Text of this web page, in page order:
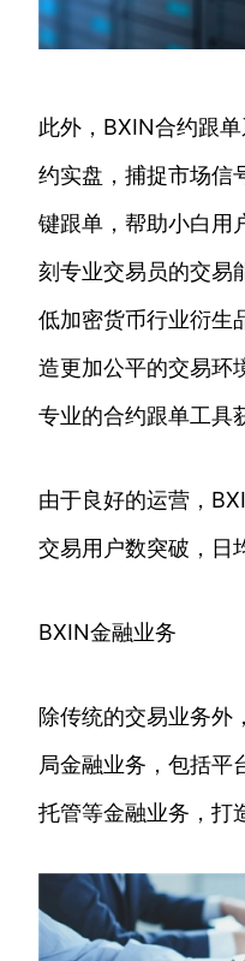
此外，BXIN合约跟
约实盘，捕捉市场信
键跟单，帮助小白用
刻专业交易员的交易
低加密货币行业衍生
造更加公平的交易环
专业的合约跟单工具
由于良好的运营，
交易用户数突破，日
BXIN金融业务
除传统的交易业务外
局金融业务，包括平
托管等金融业务，打